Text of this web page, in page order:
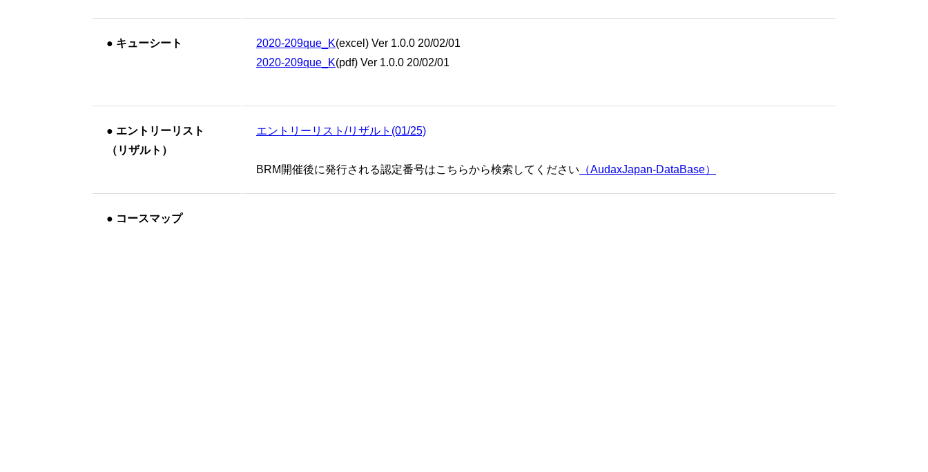
● キューシート 2020-209que_K(excel) Ver 1.0.0 20/02/01
2020-209que_K(pdf) Ver 1.0.0 20/02/01
● エントリーリスト
（リザルト）
エントリーリスト/リザルト(01/25)
BRM開催後に発行される認定番号はこちらから検索してください （AudaxJapan-DataBase）
● コースマップ